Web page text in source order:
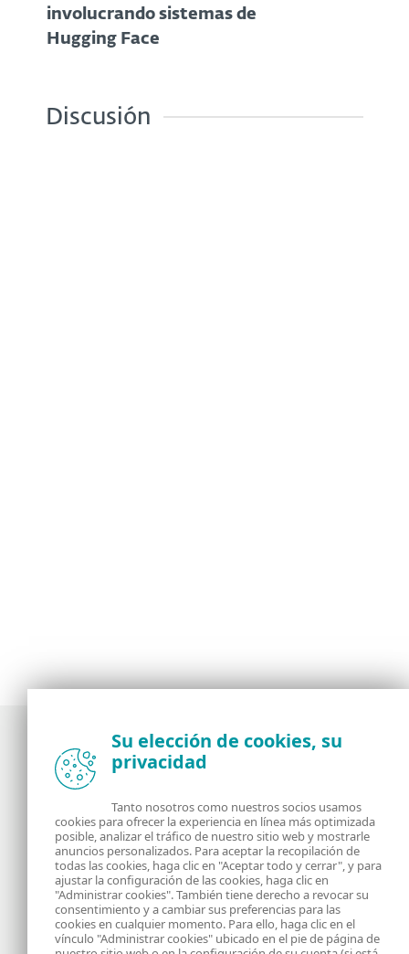
involucrando sistemas de
Hugging Face
Discusión
Noticias, opiniones y análisis de la comunidad de
seguridad de ESET
Acerca de RSS Feed
Contáctanos Dirección
Información Legal Política de Cookies
Su elección de cookies, su
privacidad
Tanto nosotros como nuestros socios usamos
cookies para ofrecer la experiencia en línea más optimizada
posible, analizar el tráfico de nuestro sitio web y mostrarle
anuncios personalizados. Para aceptar la recopilación de
todas las cookies, haga clic en "Aceptar todo y cerrar", y para
ajustar la configuración de las cookies, haga clic en
"Administrar cookies". También tiene derecho a revocar su
consentimiento y a cambiar sus preferencias para las
cookies en cualquier momento. Para ello, haga clic en el
vínculo "Administrar cookies" ubicado en el pie de página de